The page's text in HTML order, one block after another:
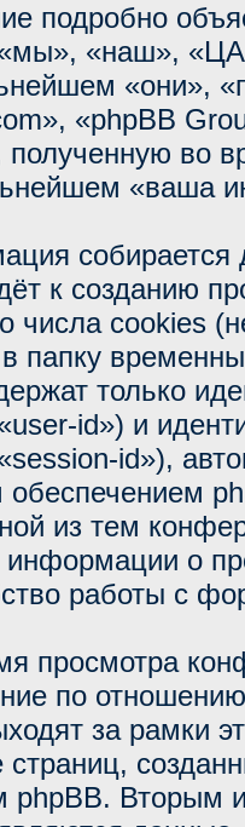
подробно
«наш»,
«они»,
«phpBB
во
«ваша
собирается
к созданию
числа cookies
папку
только
id») и
id»),
из тем
информации о
работы с
просмотра
по
за рамки
страниц,
phpBB. Вторым